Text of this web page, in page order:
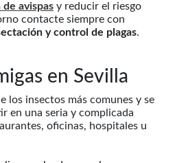
avispas y reducir el riesgo
contacte siempre con
y control de plagas.
en Sevilla
los insectos más comunes y se
en una seria y complicada
oficinas, hospitales u